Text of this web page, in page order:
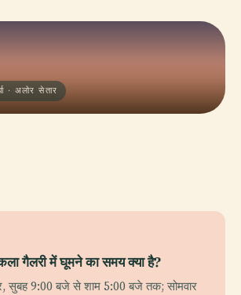
· अलोर सेतार
गैलरी में घूमने का समय क्या है?
सुबह 9:00 बजे से शाम 5:00 बजे तक; सोमवार